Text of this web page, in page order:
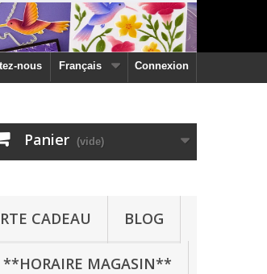
Connexion
Français
nous
Panier (vide)
CADEAU BLOG
**HORAIRE MAGASIN**